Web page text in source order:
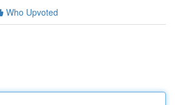
Who Upvoted